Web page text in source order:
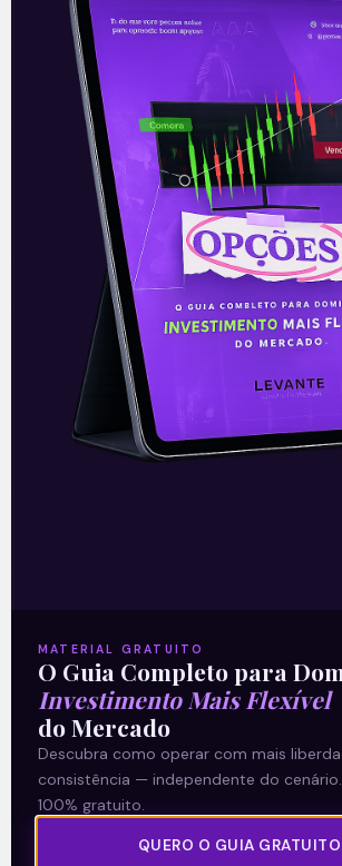
ver se o aumento do
apenas nominal ou também
reais, na corrida contra o
inflação.
—
A Coluna da Denise
publicada toda sexta-
Newsletter‘E Eu Com
Leia mais da Denise
Clima político piora
Acompanhe nossas Redes
MATERIAL GRATUITO
O Guia Completo para
Investimento Mais Flexível
do Mercado
Descubra como operar com mais
consistência — independente do cenário.
100% gratuito.
QUERO O GUIA